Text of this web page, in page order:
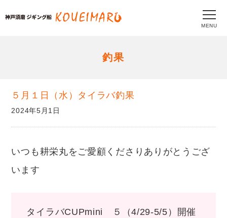
MENU
釣果
５月１日（水）タイラバ釣果
2024年5月1日
いつも耕栄丸をご愛顧くださりありがとうござ
います
タイラバCUPmini ５（4/29-5/5）開催